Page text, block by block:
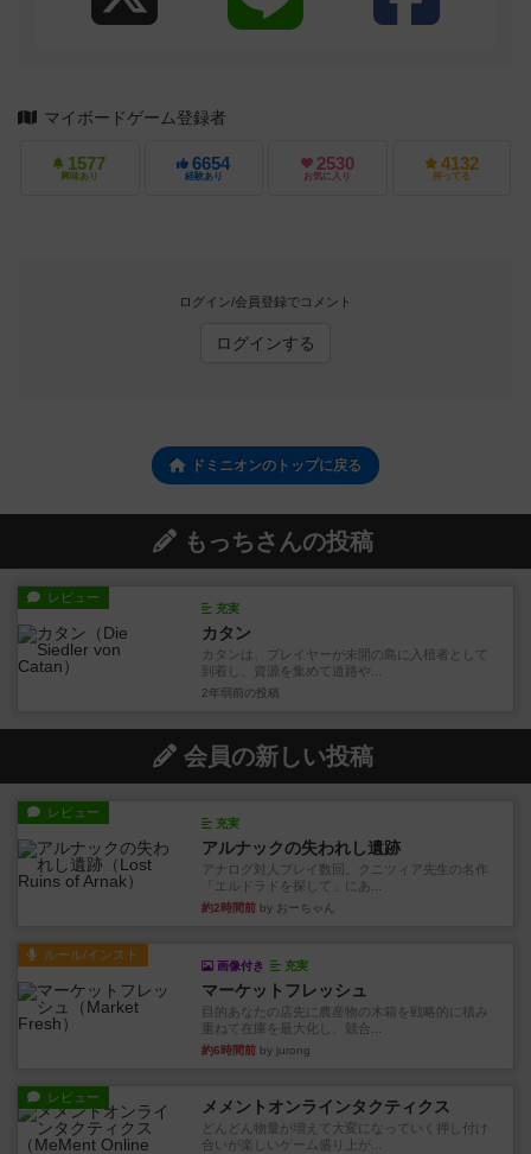
マイボードゲーム登録者
1577
興味あり
6654
経験あり
2530
お気に入り
4132
持ってる
ログイン/会員登録でコメント
ログインする
ドミニオンのトップに戻る
もっちさんの投稿
レビュー
充実
カタン
カタンは、プレイヤーが未開の島に入植者として
到着し、資源を集めて道路や...
2年弱前 の投稿
会員の新しい投稿
レビュー
充実
アルナックの失われし遺跡
アナログ対人プレイ数回。クニツィア先生の名作
「エルドラドを探して」にあ...
約2時間前 by おーちゃん
ルール/インスト
画像付き 充実
マーケットフレッシュ
目的あなたの店先に農産物の木箱を戦略的に積み
重ねて在庫を最大化し、競合...
約6時間前 by jurong
レビュー メメントオンラインタクティクス
どんどん物量が増えて大変になっていく押し付け
合いが楽しいゲーム盛り上が...